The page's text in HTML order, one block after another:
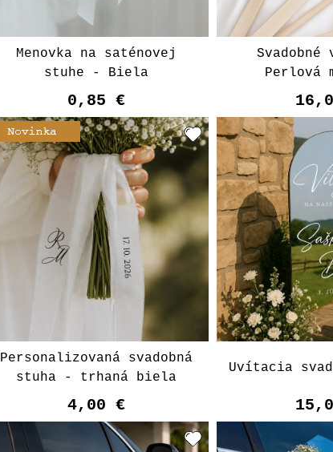
Menovka na saténovej
stuhe - Biela
0,85 €
Perlová
Personalizovaná svadobná
stuha - trhaná biela
4,00 €
Vyberte variant
Uvítacia